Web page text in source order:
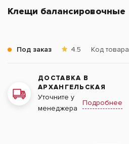
Клещи балансировочные
Под заказ 4.5 Код товара
ДОСТАВКА В
АРХАНГЕЛЬСКАЯ
Уточните у
менеджера
Подробнее